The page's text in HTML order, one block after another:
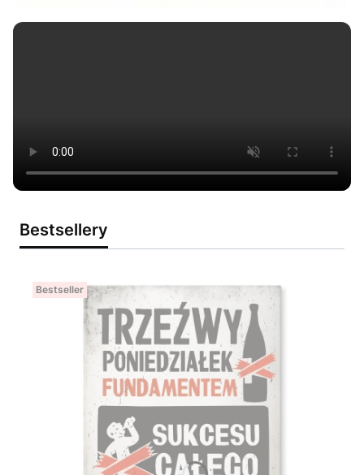
Bestsellery
Bestseller